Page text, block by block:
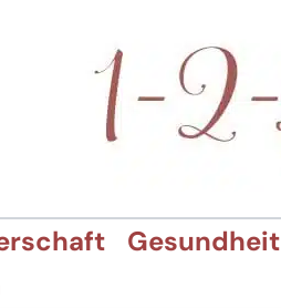
Gesundheit